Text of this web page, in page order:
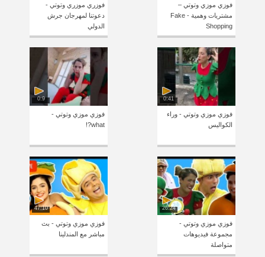
فوزي موزي وتوتي –
مشتريات وهمية - Fake
Shopping
فوزري موزري وتوتي -
دعوتنا لمهرجان جرش
الدولي
0:41
فوزي موزي وتوتي - وراء
الكواليس
0:9
فوزي موزي وتوتي -
what?!
26:24
فوزي موزي وتوتي -
مجموعة فيديوهات
متواصلة
47:10
فوزي موزي وتوتي - بث
مباشر مع المندلينا